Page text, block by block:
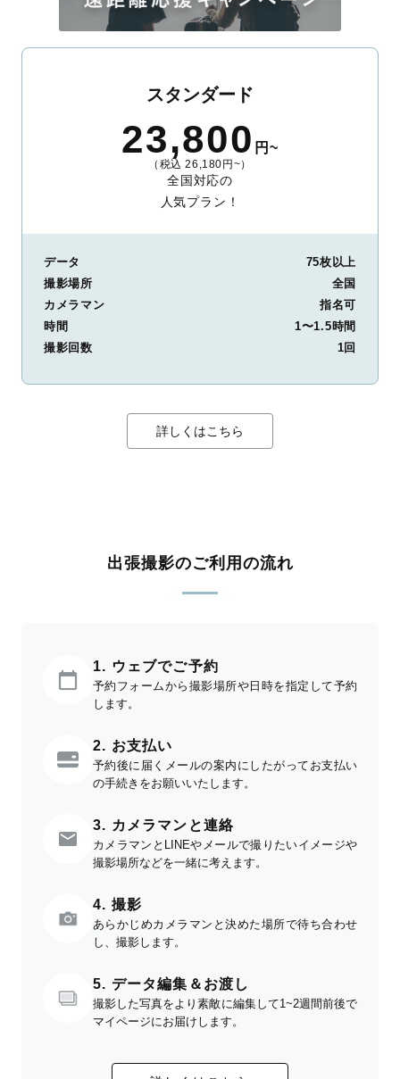
整。自然な雰囲気を残しつつも、おしゃれで洗練された仕上がり
に。きっと「こんな写真を撮ってほしかった！」と思える一枚に
出会えます。まずは、ラブグラフの
スタンダード
23,800 円~
（税込 26,180円~）
全国対応の
人気プラン！
データ
75枚以上
撮影場所
全国
カメラマン
指名可
時間
1〜1.5時間
撮影回数
1回
詳しくはこちら
出張撮影のご利用の流れ
1. ウェブでご予約
予約フォームから撮影場所や日時を指定して予約
します。
2. お支払い
予約後に届くメールの案内にしたがってお支払い
の手続きをお願いいたします。
3. カメラマンと連絡
カメラマンとLINEやメールで撮りたいイメージや
撮影場所などを一緒に考えます。
4. 撮影
あらかじめカメラマンと決めた場所で待ち合わせ
し、撮影します。
5. データ編集＆お渡し
撮影した写真をより素敵に編集して1~2週間前後で
マイページにお届けします。